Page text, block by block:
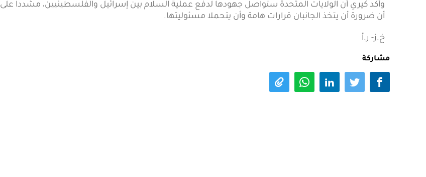
وأكد كيري أن الولايات المتحدة ستواصل جهودها لدفع عملية السلام بين إسرائيل والفلسطينيين، مشددا على
أن ضرورة أن يتخذ الجانبان قرارات هامة وأن يتحملا مسئوليتها.
خ.ز- ر.أ
مشاركة